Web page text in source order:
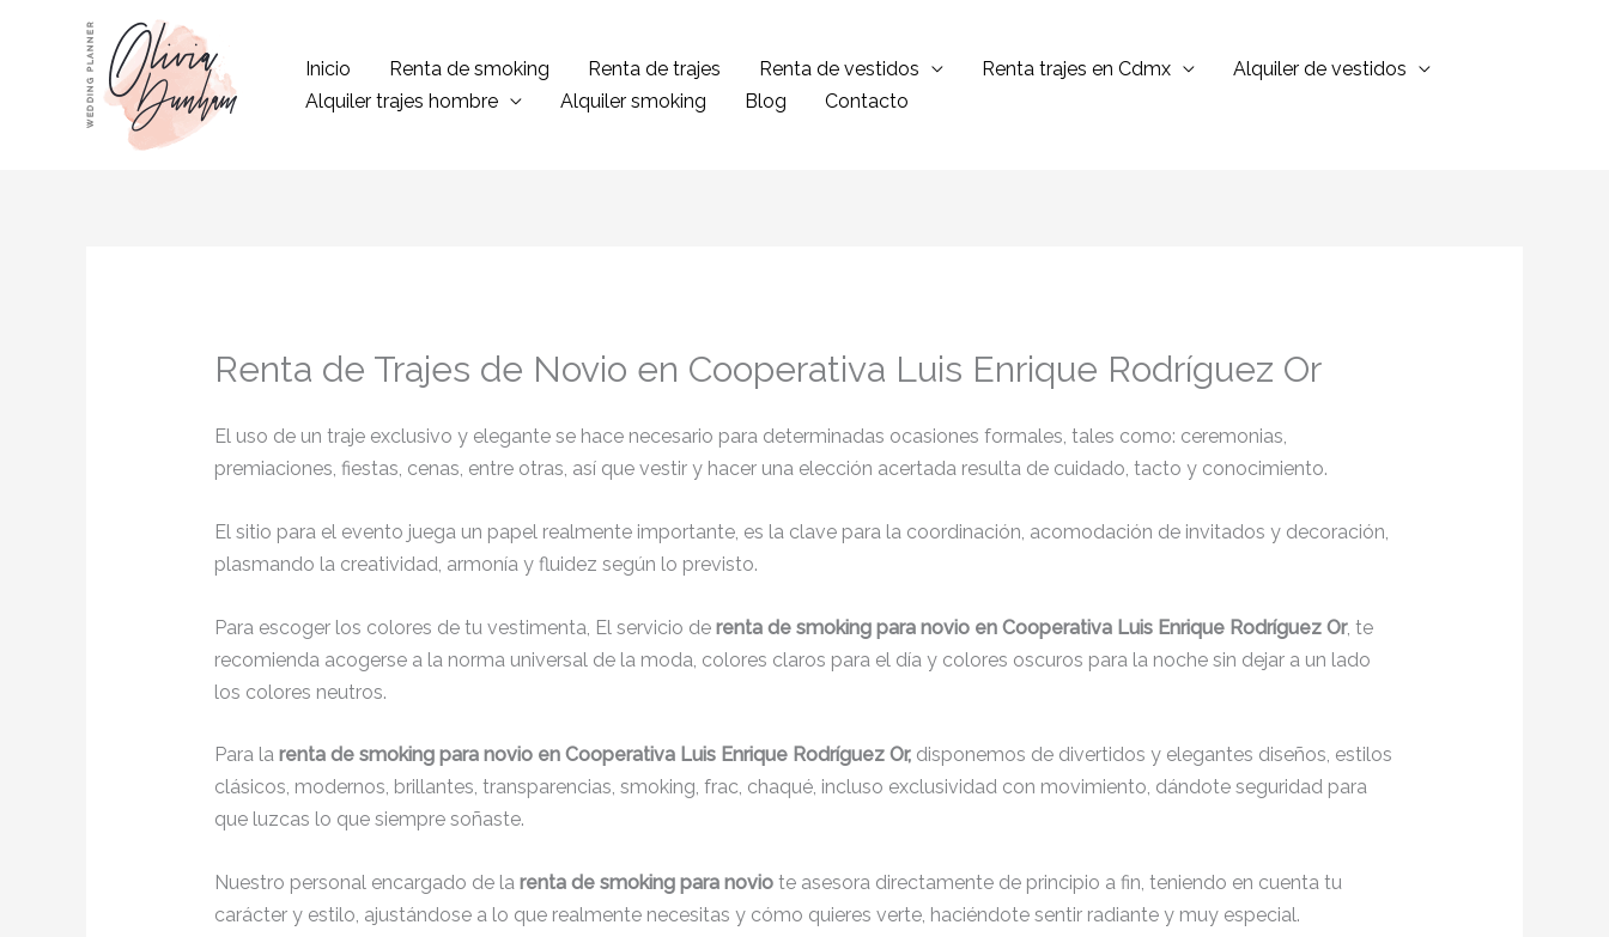
contenido
Inicio Renta de smoking Renta de trajes Renta de vestidos Renta trajes en Cdmx
Alquiler de vestidos
Alquiler trajes hombre
Alquiler smoking Blog Contacto
Renta de Trajes de Novio en Cooperativa Luis Enrique Rodríguez Or
El uso de un traje exclusivo y elegante se hace necesario para determinadas ocasiones formales, tales como: ceremonias,
premiaciones, fiestas, cenas, entre otras, así que vestir y hacer una elección acertada resulta de cuidado, tacto y conocimiento.
El sitio para el evento juega un papel realmente importante, es la clave para la coordinación, acomodación de invitados y decoración,
plasmando la creatividad, armonía y fluidez según lo previsto.
Para escoger los colores de tu vestimenta, El servicio de renta de smoking para novio en Cooperativa Luis Enrique Rodríguez Or, te
recomienda acogerse a la norma universal de la moda, colores claros para el día y colores oscuros para la noche sin dejar a un lado
los colores neutros.
Para la renta de smoking para novio en Cooperativa Luis Enrique Rodríguez Or, disponemos de divertidos y elegantes diseños, estilos
clásicos, modernos, brillantes, transparencias, smoking, frac, chaqué, incluso exclusividad con movimiento, dándote seguridad para
que luzcas lo que siempre soñaste.
Nuestro personal encargado de la renta de smoking para noviote asesora directamente de principio a fin, teniendo en cuenta tu
carácter y estilo, ajustándose a lo que realmente necesitas y cómo quieres verte, haciéndote sentir radiante y muy especial.